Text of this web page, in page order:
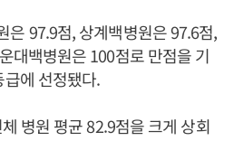
은 97.9점, 상계백병원은 97.6점,
대백병원은 100점로 만점을 기
에 선정됐다.
병원 평균 82.9점을 크게 상회